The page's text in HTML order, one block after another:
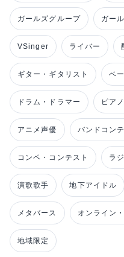
ガールズグループ ガー
VSinger ライバー
ギター・ギタリスト ベ
ドラム・ドラマー ピア
アニメ声優 バンドコン
コンペ・コンテスト ラ
演歌歌手 地下アイドル
メタバース オンライン
地域限定